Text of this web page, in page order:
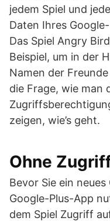
jedem Spiel und
Daten Ihres
Das Spiel Angry
Beispiel, um in der
Namen der
die Frage, wie man
zeigen, wie’s geht.
Ohne
Bevor Sie ein
Google-Plus-App
dem Spiel Zugriff